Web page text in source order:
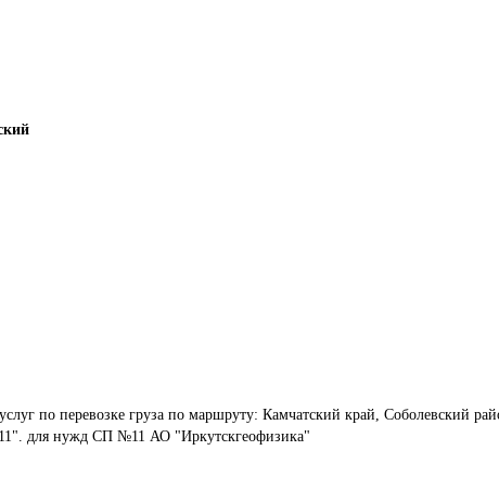
по перевозке груза по маршруту: Камчатский край, Соболевский
для нужд СП №11 АО "Иркутскгеофизика"